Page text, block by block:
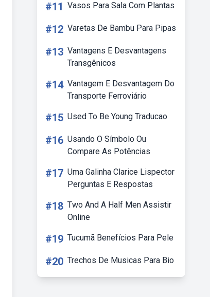
#11 Vasos Para Sala Com Plantas
#12 Varetas De Bambu Para Pipas
#13 Vantagens E Desvantagens
Transgênicos
#14 Vantagem E Desvantagem Do
Transporte Ferroviário
#15 Used To Be Young Traducao
#16 Usando O Símbolo Ou
Compare As Potências
#17 Uma Galinha Clarice Lispector
Perguntas E Respostas
#18 Two And A Half Men Assistir
Online
#19 Tucumã Benefícios Para Pele
#20 Trechos De Musicas Para Bio